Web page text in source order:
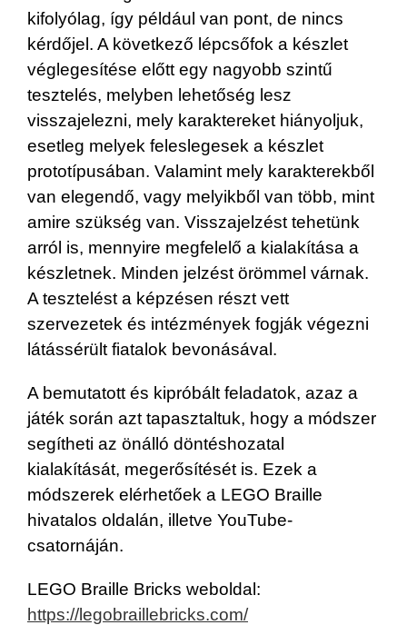
kifolyólag, így például van pont, de nincs
kérdőjel. A következő lépcsőfok a készlet
véglegesítése előtt egy nagyobb szintű
tesztelés, melyben lehetőség lesz
visszajelezni, mely karaktereket hiányoljuk,
esetleg melyek feleslegesek a készlet
prototípusában. Valamint mely karakterekből
van elegendő, vagy melyikből van több, mint
amire szükség van. Visszajelzést tehetünk
arról is, mennyire megfelelő a kialakítása a
készletnek. Minden jelzést örömmel várnak.
A tesztelést a képzésen részt vett
szervezetek és intézmények fogják végezni
látássérült fiatalok bevonásával.
A bemutatott és kipróbált feladatok, azaz a
játék során azt tapasztaltuk, hogy a módszer
segítheti az önálló döntéshozatal
kialakítását, megerősítését is. Ezek a
módszerek elérhetőek a LEGO Braille
hivatalos oldalán, illetve YouTube-
csatornáján.
LEGO Braille Bricks weboldal:
https://legobraillebricks.com/